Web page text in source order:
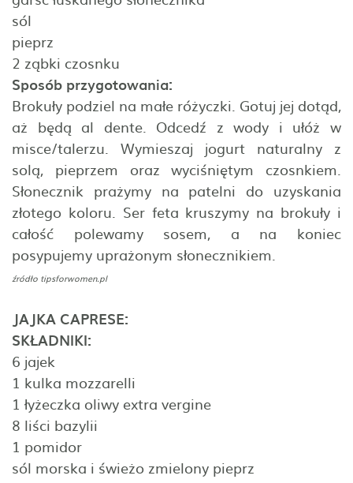
sól
pieprz
2 ząbki czosnku
Sposób przygotowania:
Brokuły podziel na małe różyczki. Gotuj jej dotąd,
aż będą al dente. Odcedź z wody i ułóż w
misce/talerzu. Wymieszaj jogurt naturalny z
solą, pieprzem oraz wyciśniętym czosnkiem.
Słonecznik prażymy na patelni do uzyskania
złotego koloru. Ser feta kruszymy na brokuły i
całość polewamy sosem, a na koniec
posypujemy uprażonym słonecznikiem.
źródło tipsforwomen.pl
JAJKA CAPRESE:
SKŁADNIKI:
6 jajek
1 kulka mozzarelli
1 łyżeczka oliwy extra vergine
8 liści bazylii
1 pomidor
sól morska i świeżo zmielony pieprz